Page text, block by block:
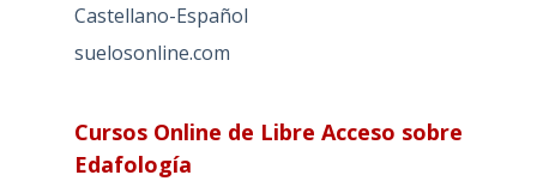
Castellano-Español
suelosonline.com
Cursos Online de Libre Acceso sobre
Edafología